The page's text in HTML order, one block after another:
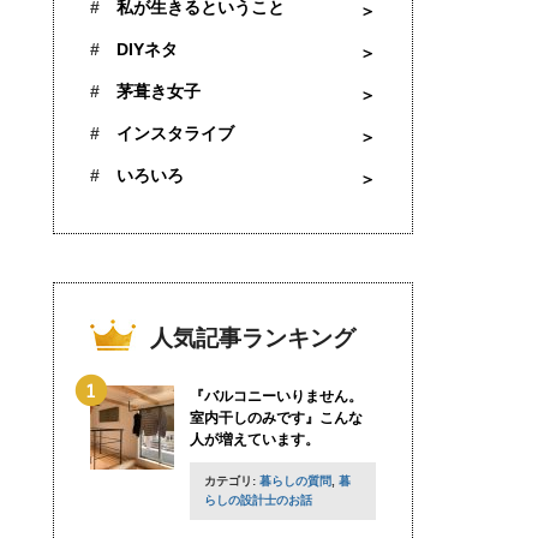
私が生きるということ
DIYネタ
茅葺き女子
インスタライブ
いろいろ
人気記事ランキング
『バルコニーいりません。
室内干しのみです』こんな
人が増えています。
カテゴリ: 暮らしの質問
暮
らしの設計士のお話